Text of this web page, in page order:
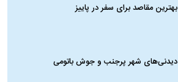
بهترین مقاصد برای سفر در پاییز
دیدنی‌های شهر پرجنب و جوش باتومی